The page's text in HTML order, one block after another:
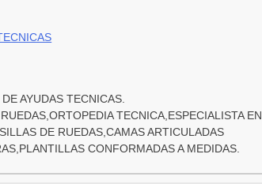
AYUDAS TECNICAS.
TECNICA,ESPECIALISTA EN
DE RUEDAS,CAMAS ARTICULADAS
CONFORMADAS A MEDIDAS.